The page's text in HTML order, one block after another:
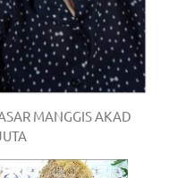
MANGGIS AKAD